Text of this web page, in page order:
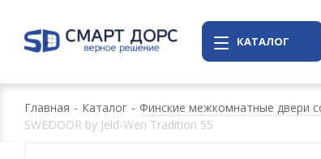
КАТАЛОГ
Главная - Каталог - Финские межкомнатные двери
SWEDOOR by Jeld-Wen Tradition 55